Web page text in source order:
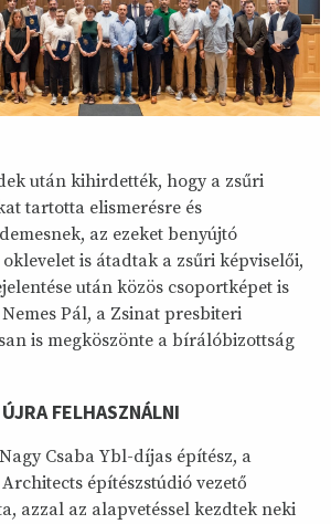
után kihirdették, hogy a zsűri
tartotta elismerésre és
az ezeket benyújtó
is átadtak a zsűri képviselői,
után közös csoportképet is
Pál, a Zsinat presbiteri
is megköszönte a bírálóbizottság
FELHASZNÁLNI
Csaba Ybl-díjas építész, a
építészstúdió vezető
azzal az alapvetéssel kezdtek neki